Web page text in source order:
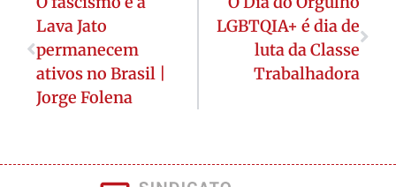
Lava Jato
permanecem
ativos no Brasil |
Jorge Folena
LGBTQIA+ é dia de
luta da Classe
Trabalhadora